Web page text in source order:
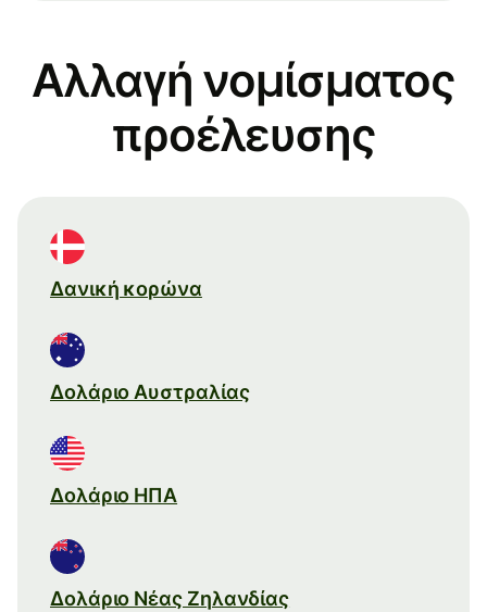
Αλλαγή νομίσματος
προέλευσης
Δανική κορώνα
Δολάριο Αυστραλίας
Δολάριο ΗΠΑ
Δολάριο Νέας Ζηλανδίας